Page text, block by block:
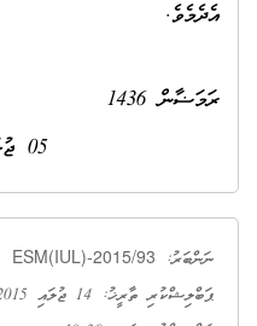
އެދެމެވެ.
ރަމަޟާން 1436
05 ޖުލައި 2015
ނަންބަރު: ESM(IUL)-2015/93
ޕަބްލިޝްކުރި ތާރީޚު: 14 ޖުލައި 2015